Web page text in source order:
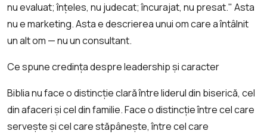
nu evaluat; înțeles, nu judecat; încurajat, nu presat." Asta
nu e marketing. Asta e descrierea unui om care a întâlnit
un alt om — nu un consultant.
Ce spune credința despre leadership și caracter
Biblia nu face o distincție clară între liderul din biserică, cel
din afaceri și cel din familie. Face o distincție între cel care
servește și cel care stăpânește, între cel care